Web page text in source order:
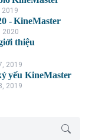
2019
- KineMaster
2020
thiệu
2019
yếu KineMaster
2019